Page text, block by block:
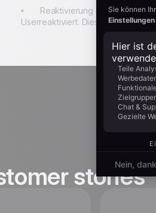
• Reaktivierung schlummernder
Userreaktiviert. Diese
stories